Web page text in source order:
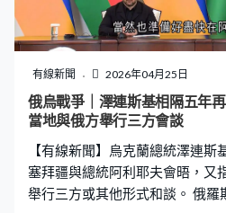
有線新聞 2026年04月25日
俄烏戰爭｜澤連斯基相隔五年
當地與俄方舉行三方會談
【有線新聞】烏克蘭總統澤連
塞拜疆與總統阿利耶夫會晤，又
舉行三方或其他形式和談。 俄羅